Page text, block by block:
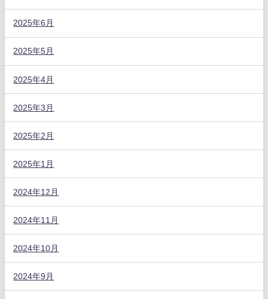
2025年6月
2025年5月
2025年4月
2025年3月
2025年2月
2025年1月
2024年12月
2024年11月
2024年10月
2024年9月